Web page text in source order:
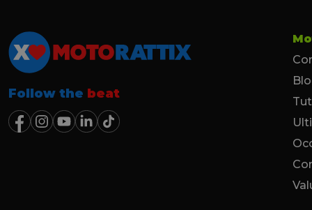
Follow the beat